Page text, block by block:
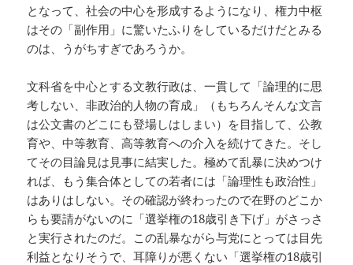
となって、社会の中心を形成するようになり、権力中枢
はその「副作用」に驚いたふりをしているだけだとみる
のは、うがちすぎであろうか。
文科省を中心とする文教行政は、一貫して「論理的に思
考しない、非政治的人物の育成」（もちろんそんな文言
は公文書のどこにも登場しはしまい）を目指して、公教
育や、中等教育、高等教育への介入を続けてきた。そし
てその目論見は見事に結実した。極めて乱暴に決めつけ
れば、もう集合体としての若者には「論理性も政治性」
はありはしない。その確認が終わったので在野のどこか
らも要請がないのに「選挙権の18歳引き下げ」がさっさ
と実行されたのだ。この乱暴ながら与党にとっては目先
利益となりそうで、耳障りが悪くない「選挙権の18歳引